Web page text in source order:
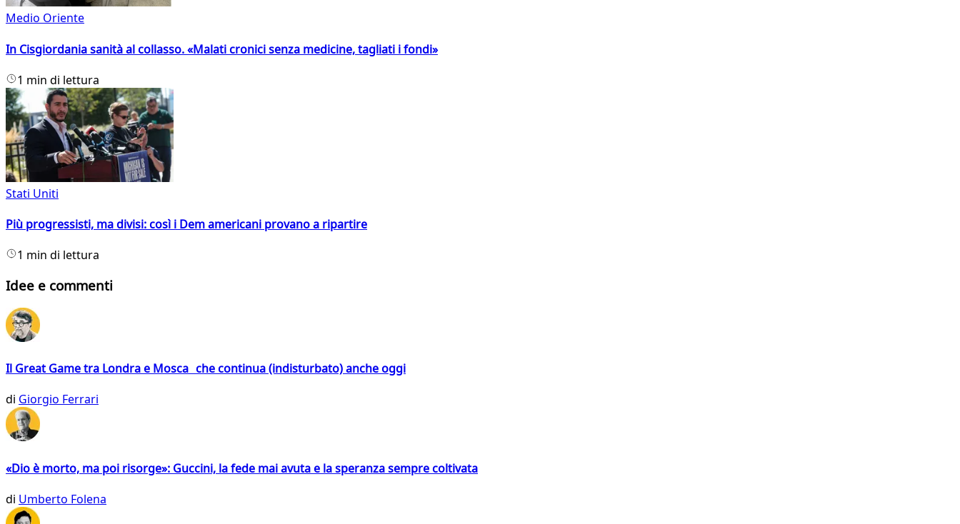
Medio Oriente
In Cisgiordania sanità al collasso. «Malati cronici senza medicine, tagliati i fondi»
1 min di lettura
Stati Uniti
Più progressisti, ma divisi: così i Dem americani provano a ripartire
1 min di lettura
Idee e commenti
Il Great Game tra Londra e Mosca che continua (indisturbato) anche oggi
di Giorgio Ferrari
«Dio è morto, ma poi risorge»: Guccini, la fede mai avuta e la speranza sempre coltivata
di Umberto Folena